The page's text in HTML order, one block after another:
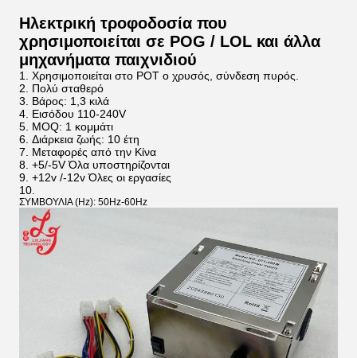
Ηλεκτρική τροφοδοσία που
χρησιμοποιείται σε POG / LOL και άλλα
μηχανήματα παιχνιδιού
Χρησιμοποιείται στο POT ο χρυσός, σύνδεση πυρός.
Πολύ σταθερό
Βάρος: 1,3 κιλά
Εισόδου 110-240V
MOQ: 1 κομμάτι
Διάρκεια ζωής: 10 έτη
Μεταφορές από την Κίνα
+5/-5V Όλα υποστηρίζονται
+12v /-12v Όλες οι εργασίες
ΣΥΜΒΟΥΛΙΑ (Hz): 50Hz-60Hz